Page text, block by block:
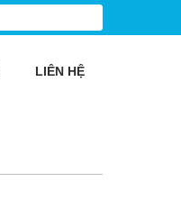
LIÊN HỆ